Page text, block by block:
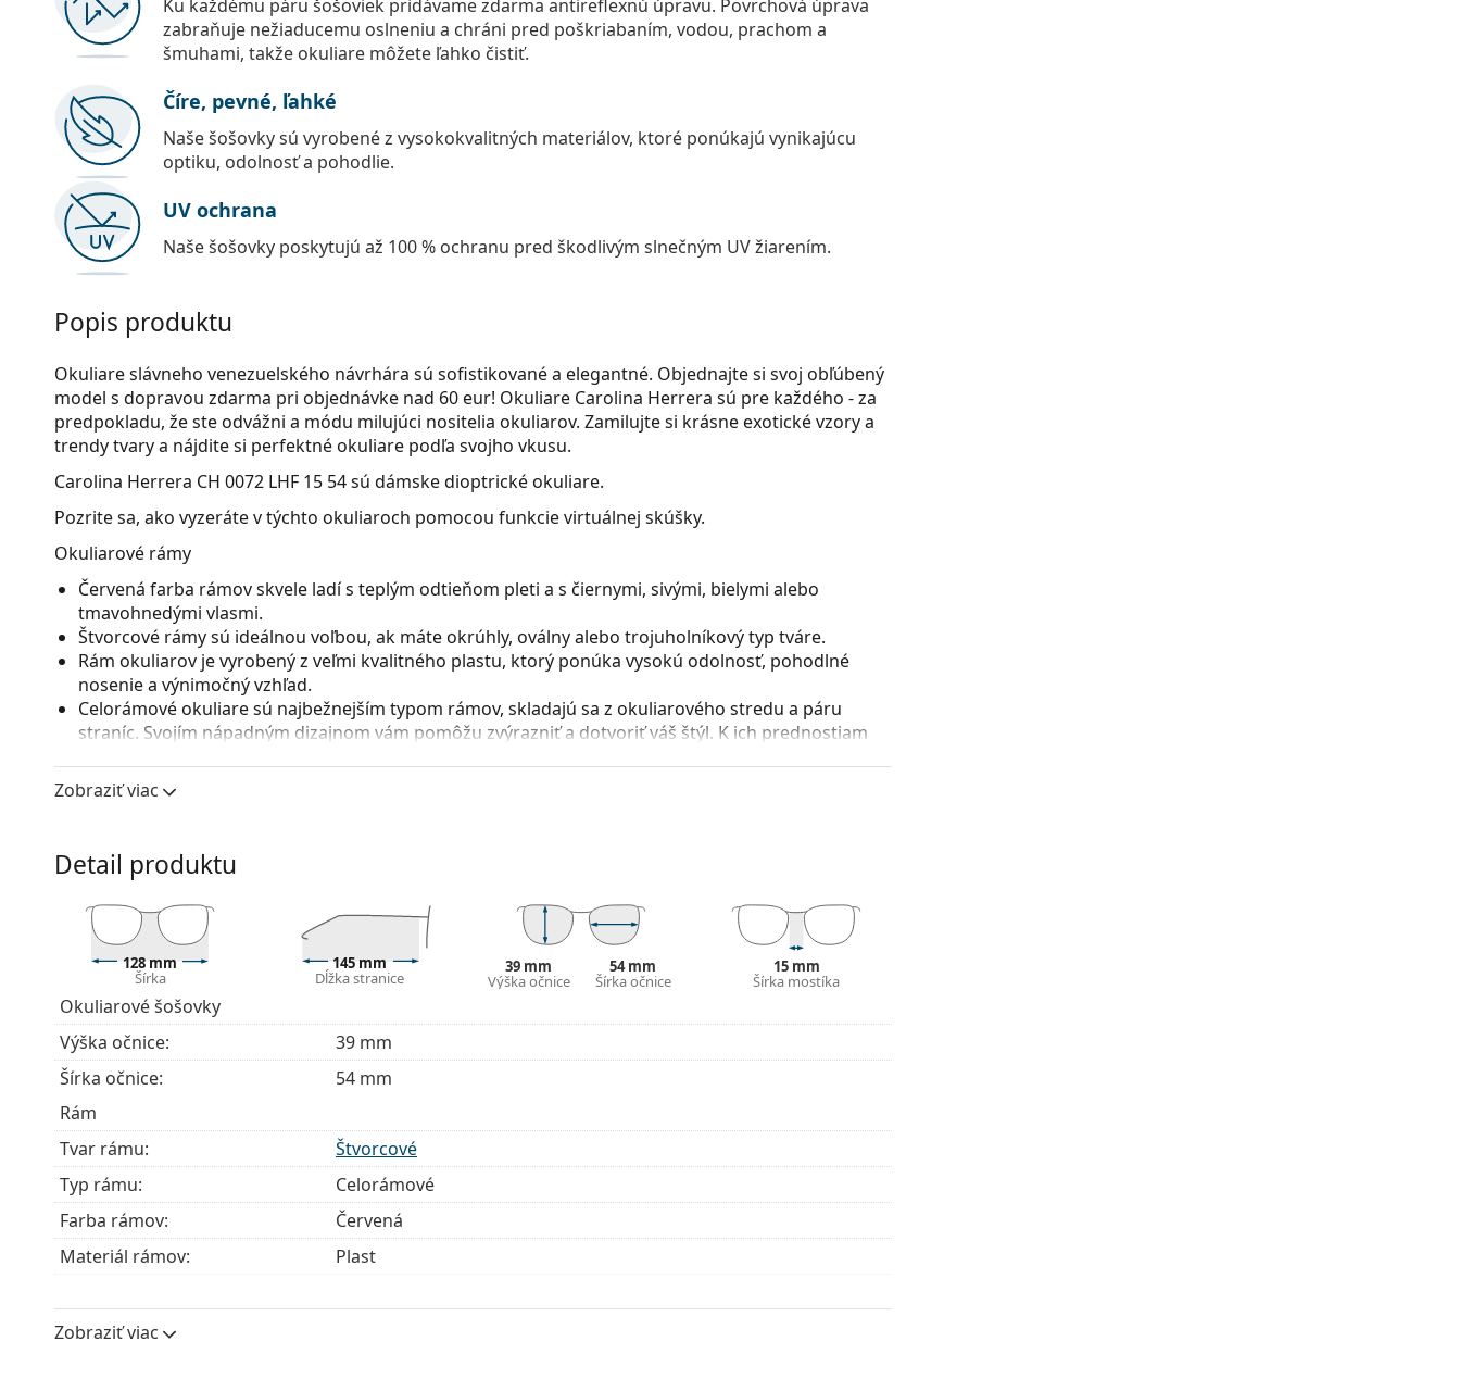
Ku každému páru šošoviek pridávame zdarma antireflexnú úpravu. Povrchová úprava
zabraňuje nežiaducemu oslneniu a chráni pred poškriabaním, vodou, prachom a
šmuhami, takže okuliare môžete ľahko čistiť.
Číre, pevné, ľahké
Naše šošovky sú vyrobené z vysokokvalitných materiálov, ktoré ponúkajú vynikajúcu
optiku, odolnosť a pohodlie.
UV ochrana
Naše šošovky poskytujú až 100 % ochranu pred škodlivým slnečným UV žiarením.
Popis produktu
Okuliare slávneho venezuelského návrhára sú sofistikované a elegantné. Objednajte si svoj obľúbený
model s dopravou zdarma pri objednávke nad 60 eur! Okuliare Carolina Herrera sú pre každého - za
predpokladu, že ste odvážni a módu milujúci nositelia okuliarov. Zamilujte si krásne exotické vzory a
trendy tvary a nájdite si perfektné okuliare podľa svojho vkusu.
Carolina Herrera CH 0072 LHF 15 54sú dámske dioptrické okuliare.
Pozrite sa, ako vyzeráte v týchto okuliaroch pomocou funkcie virtuálnej skúšky.
Okuliarové rámy
Červená farba rámov skvele ladí s teplým odtieňom pleti a s čiernymi, sivými, bielymi alebo
tmavohnedými vlasmi.
Štvorcové rámy sú ideálnou voľbou, ak máte okrúhly, oválny alebo trojuholníkový typ tváre.
Rám okuliarov je vyrobený z veľmi kvalitného plastu, ktorý ponúka vysokú odolnosť, pohodlné
nosenie a výnimočný vzhľad.
Celorámové okuliare sú najbežnejším typom rámov, skladajú sa z okuliarového stredu a páru
straníc. Svojím nápadným dizajnom vám pomôžu zvýrazniť a dotvoriť váš štýl. K ich prednostiam
pred poškodením. Tento druh rámu je vhodný pre všetky typy okuliarových šošoviek, vrátane tých
s vyššou optickou mohutnosťou.
Okuliare dodávame s originálnym puzdrom. Farba puzdra a jeho vyhotovenie sa môžu líšiť.
Handrička, ktorá je súčasťou balenia, je ideálna na čistenie a starostlivosť o okuliare. Niektoré
modely môžu namiesto handričky obsahovať textilné vrecko.
Ide o zdravotnícku pomôcku. Pred použitím si prečítajte pokyny.
Zobraziť viac
Detail produktu
128 mm
Šírka
145 mm
Dĺžka stranice
39 mm
Výška očnice
54 mm
Šírka očnice
15 mm
Šírka mostíka
Okuliarové šošovky
Výška očnice:
39 mm
Šírka očnice:
54 mm
Rám
Tvar rámu:
Štvorcové
Typ rámu:
Celorámové
Farba rámov:
Červená
Materiál rámov:
Plast
Šírka:
Zobraziť viac